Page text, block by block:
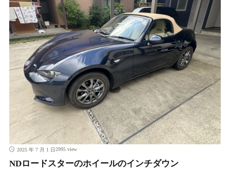
2025 年 7 月 1 日2995 view
NDロードスターのホイールのインチダウン